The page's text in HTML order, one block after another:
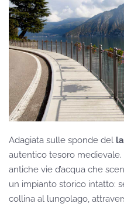
Adagiata sulle sponde del
autentico tesoro medievale.
antiche vie d’acqua che
un impianto storico intatto:
collina al lungolago,